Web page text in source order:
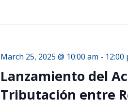
March 25, 2025 @ 10:00 am - 12:00
Lanzamiento del
Tributación entre